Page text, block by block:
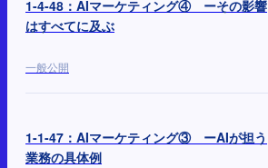
1-4-48：AIマーケティング④ ーその影響
はすべてに及ぶ
一般公開
1-1-47：AIマーケティング③ ーAIが担う
業務の具体例